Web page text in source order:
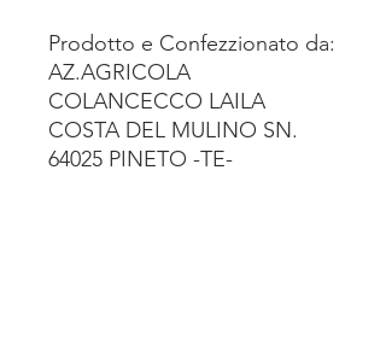
Prodotto e Confezzionato da:
AZ.AGRICOLA
COLANCECCO LAILA
COSTA DEL MULINO SN.
64025 PINETO -TE-